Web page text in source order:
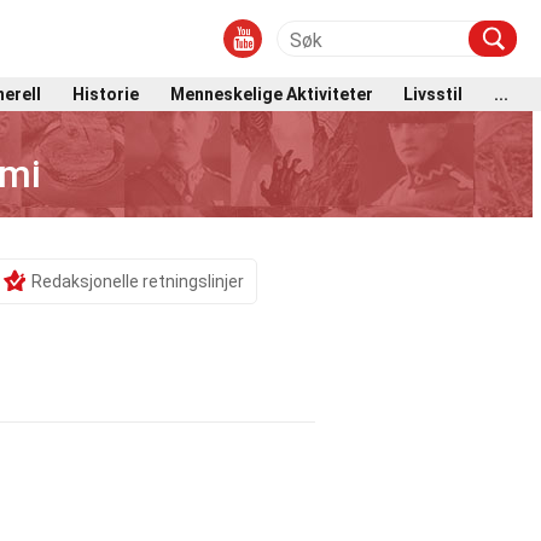
Historie Menneskelige Aktiviteter Livsstil ...
Redaksjonelle retningslinjer